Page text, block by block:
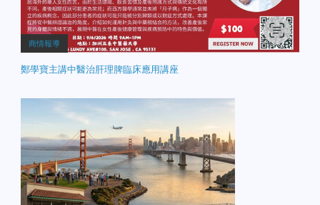
商情報導
鄭學寶主講中醫治肝理脾臨床應用講座